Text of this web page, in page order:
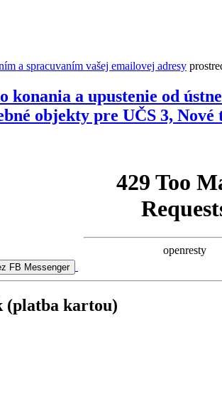
a spracuvaním vašej emailovej adresy
konania a upustenie od
objekty pre UČS 3,
FB Messenger
(platba kartou)